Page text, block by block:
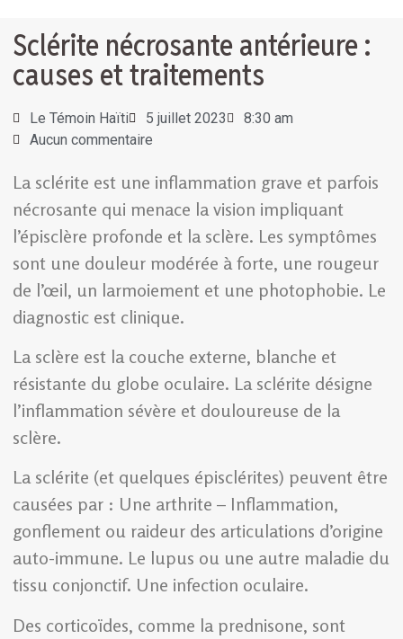
Sclérite nécrosante antérieure :
causes et traitements
Le Témoin Haïti 5 juillet 2023
8:30 am
Aucun commentaire
La sclérite est une inflammation grave et parfois
nécrosante qui menace la vision impliquant
l’épisclère profonde et la sclère. Les symptômes
sont une douleur modérée à forte, une rougeur
de l’œil, un larmoiement et une photophobie. Le
diagnostic est clinique.
La sclère est la couche externe, blanche et
résistante du globe oculaire. La sclérite désigne
l’inflammation sévère et douloureuse de la
sclère.
La sclérite (et quelques épisclérites) peuvent être
causées par : Une arthrite – Inflammation,
gonflement ou raideur des articulations d’origine
auto-immune. Le lupus ou une autre maladie du
tissu conjonctif. Une infection oculaire.
Des corticoïdes, comme la prednisone, sont